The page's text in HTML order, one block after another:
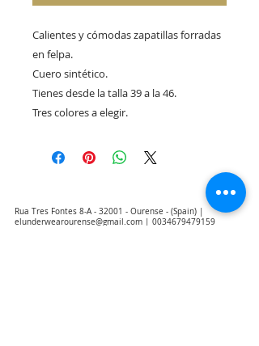
Calientes y cómodas zapatillas forradas
en felpa.
Cuero sintético.
Tienes desde la talla 39 a la 46.
Tres colores a elegir.
Rua Tres Fontes 8-A - 32001 - Ourense - (Spain) |
elunderwearourense@gmail.com
0034679479159